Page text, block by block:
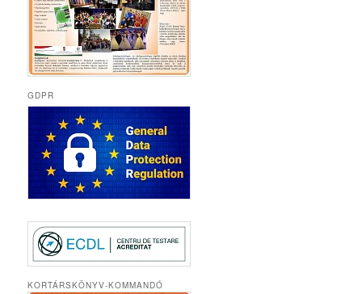
GDPR
KORTÁRSKÖNYV-KOMMANDÓ